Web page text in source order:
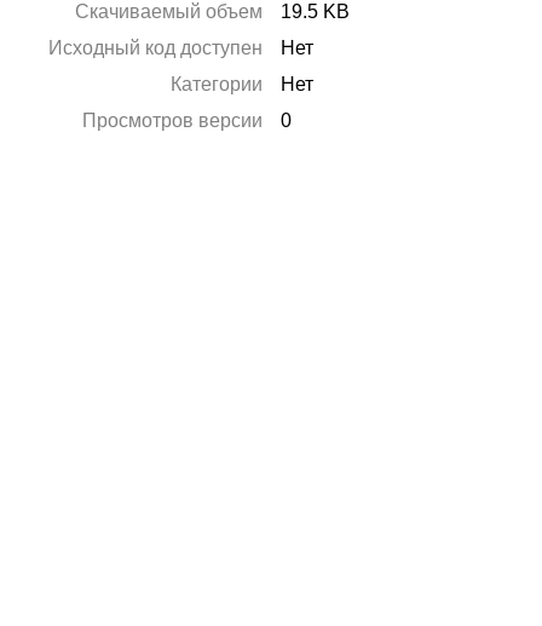
Скачиваемый объем
19.5 KB
Исходный код доступен
Нет
Категории
Нет
Просмотров версии
0